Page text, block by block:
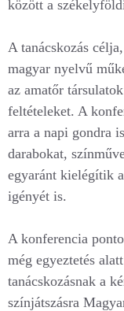
között a
A tanácskozás
magyar nyelvű
az amatőr
feltételeket. A
arra a napi gondra
darabokat,
egyaránt kielégítik
igényét is.
A konferencia
még egyeztetés
tanácskozásnak a
színjátszásra